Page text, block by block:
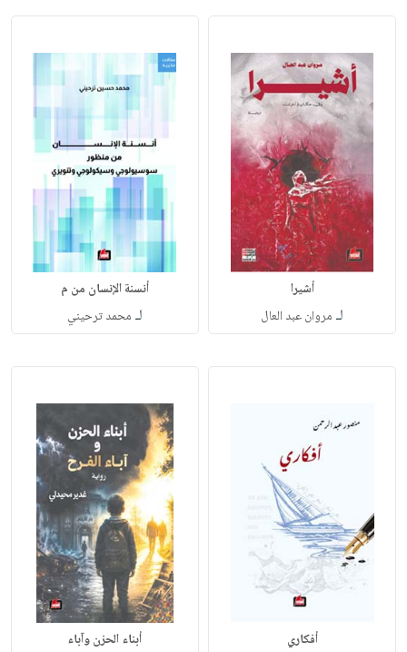
أشيرا
لـ مروان عبد العال
أنسنة الإنسان من م
لـ محمد ترحيني
أفكاري أبناء الحزن وآباء